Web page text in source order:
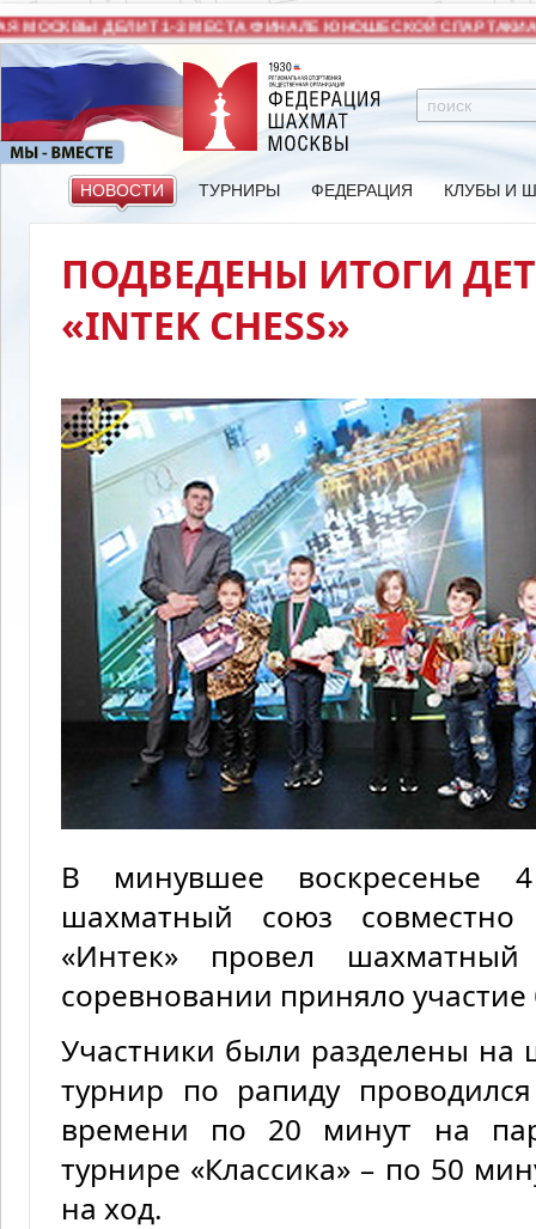
МОСКВЫ ДЕЛИТ 1-3 МЕСТА ФИНАЛЕ ЮНОШЕСКОЙ
НОВОСТИ ТУРНИРЫ ФЕДЕРАЦИЯ КЛУБЫ И
ПОДВЕДЕНЫ ИТОГИ
«INTEK CHESS»
В минувшее воскресенье 4
шахматный союз
«Интек» провел
соревновании приняло участие
Участники были разделены на
турнир по рапиду
времени по 20 минут на
турнире «Классика» – по 50
на ход.